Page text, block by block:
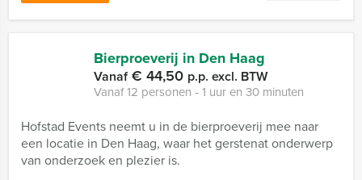
Bierproeverij in Den Haag
Vanaf€ 44,50 p.p. excl. BTW
Vanaf 12 personen ‐ 1 uur en 30 minuten
Hofstad Events neemt u in de bierproeverij mee naar
een locatie in Den Haag, waar het gerstenat onderwerp
van onderzoek en plezier is.